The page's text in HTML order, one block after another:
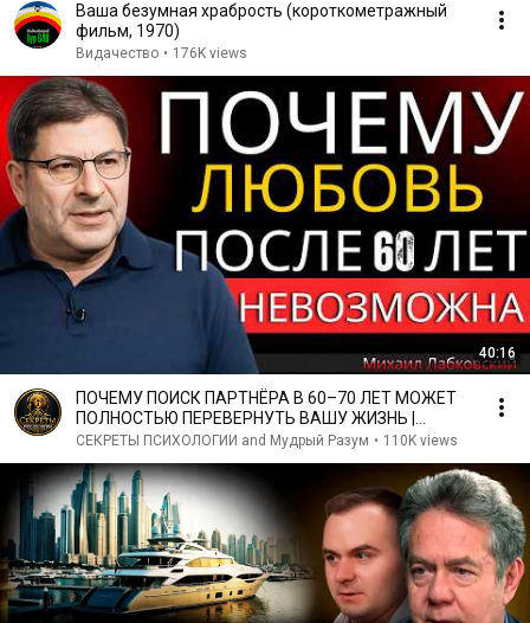
Ваша безумная храбрость (короткометражный
фильм, 1970)
Видачество • 176K views
40:16
ПОЧЕМУ ПОИСК ПАРТНЁРА В 60–70 ЛЕТ МОЖЕТ
ПОЛНОСТЬЮ ПЕРЕВЕРНУТЬ ВАШУ ЖИЗНЬ |
МИХАИЛ ЛАБКОВСКИЙ
СЕКРЕТЫ ПСИХОЛОГИИ and Мудрый Разум • 110K views